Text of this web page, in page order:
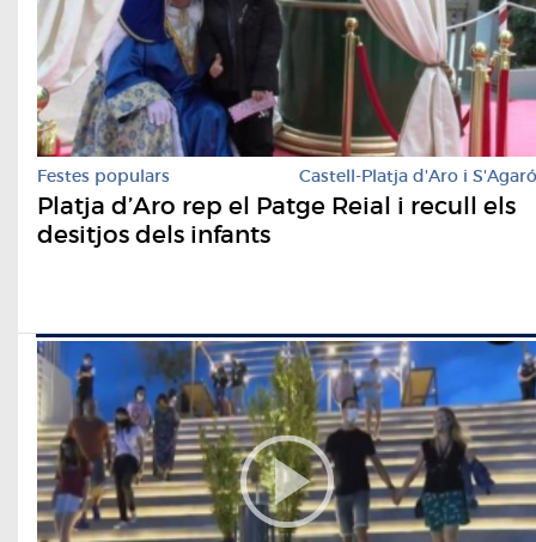
Festes populars Castell-Platja d'Aro i S'Agaró
Platja d’Aro rep el Patge Reial i recull els
desitjos dels infants